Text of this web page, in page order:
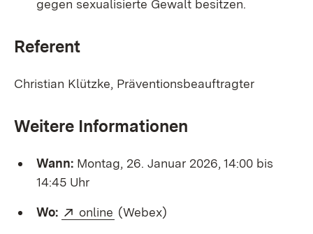
gegen sexualisierte Gewalt besitzen.
Referent
Christian Klützke, Präventionsbeauftragter
Weitere Informationen
Wann: Montag, 26. Januar 2026, 14:00 bis
14:45 Uhr
Wo: Extern:
online (Öffnet in neuem Fenster)
(Webex)